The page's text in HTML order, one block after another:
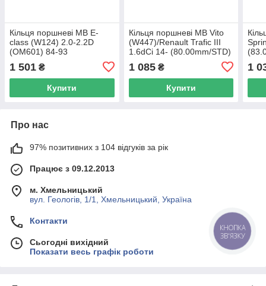
Кільця поршневі MB E-
class (W124) 2.0-2.2D
(OM601) 84-93
MAHLE 002 08 N0 UA62
1 501 ₴
Купити
Кільця поршневі MB Vito
(W447)/Renault Trafic III
1.6dCi 14- (80.00mm/STD)
0023 00 UA62
1 085₴
Купити
1
Про нас
97% позитивних з 104 відгуків за рік
Працює з 09.12.2013
м. Хмельницький
вул. Геологів, 1/1, Хмельницький, Україна
Контакти
Сьогодні вихідний
Показати весь графік роботи
КНОПКА
ЗВ'ЯЗКУ